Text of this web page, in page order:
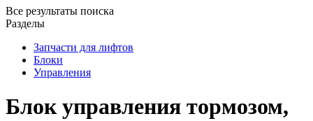
Все результаты поиска
Разделы
Запчасти для лифтов
Блоки
Управления
Блок управления тормозом,